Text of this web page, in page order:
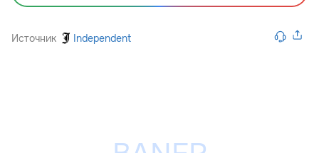
Источник Independent